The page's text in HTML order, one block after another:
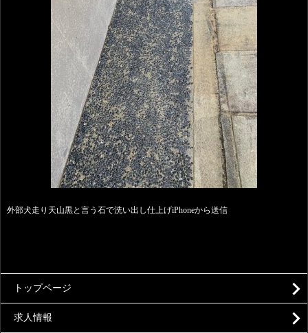
外部犬走り天山黒と言う石で洗い出し仕上げiPhoneから送信
トップページ
求人情報